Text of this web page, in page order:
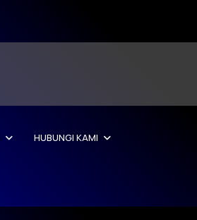
HUBUNGI KAMI